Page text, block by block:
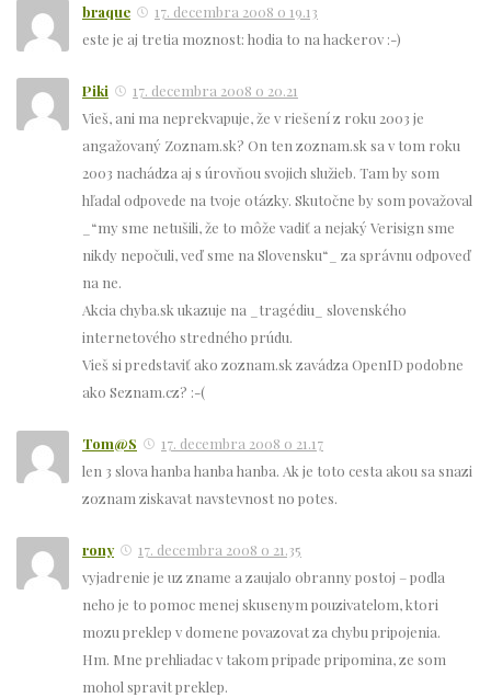
braque
17. decembra 2008 o 19.13
este je aj tretia moznost: hodia to na hackerov :-)
Piki
17. decembra 2008 o 20.21
Vieš, ani ma neprekvapuje, že v riešení z roku 2003 je
angažovaný Zoznam.sk? On ten zoznam.sk sa v tom roku
2003 nachádza aj s úrovňou svojich služieb. Tam by som
hľadal odpovede na tvoje otázky. Skutočne by som považoval
_“my sme netušili, že to môže vadiť a nejaký Verisign sme
nikdy nepočuli, veď sme na Slovensku“_ za správnu odpoveď
na ne.
Akcia chyba.sk ukazuje na _tragédiu_ slovenského
internetového stredného prúdu.
Vieš si predstaviť ako zoznam.sk zavádza OpenID podobne
ako Seznam.cz? :-(
Tom@S
17. decembra 2008 o 21.17
len 3 slova hanba hanba hanba. Ak je toto cesta akou sa snazi
zoznam ziskavat navstevnost no potes.
rony
17. decembra 2008 o 21.35
vyjadrenie je uz zname a zaujalo obranny postoj – podla
neho je to pomoc menej skusenym pouzivatelom, ktori
mozu preklep v domene povazovat za chybu pripojenia.
Hm. Mne prehliadac v takom pripade pripomina, ze som
mohol spravit preklep.